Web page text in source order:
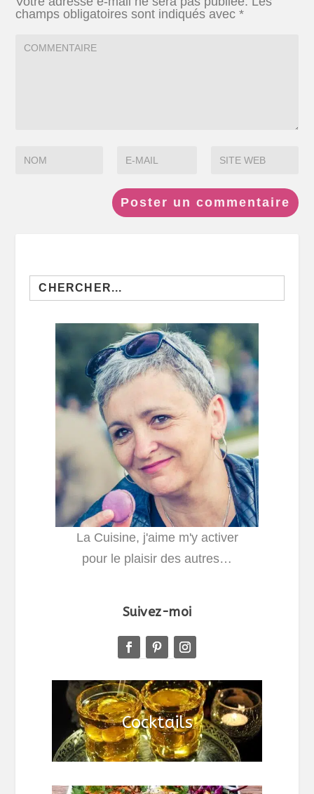
champs obligatoires sont indiqués avec*
Search
for:
La Cuisine, j'aime m'y activer
pour le plaisir des autres…
Suivez-moi